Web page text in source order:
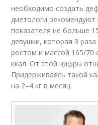
необходимо создать
диетологи
показателя не больше
девушки, которая 3
ростом и массой 165/70
ккал. От этой цифры
Придерживаясь такой
на 2–4 кг в месяц.